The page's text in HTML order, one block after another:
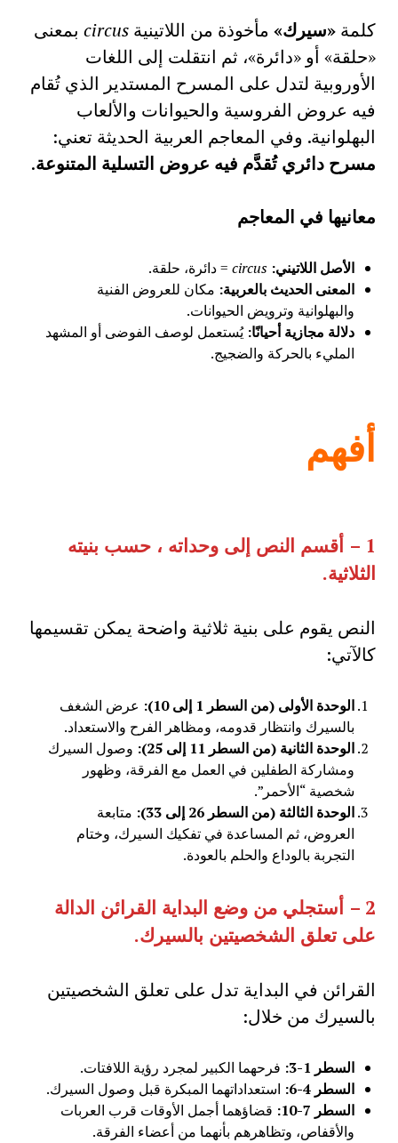
كلمة «سيرك»مأخوذة من اللاتينية circusبمعنى
«حلقة» أو «دائرة»، ثم انتقلت إلى اللغات
الأوروبية لتدل على المسرح المستدير الذي تُقام
فيه عروض الفروسية والحيوانات والألعاب
البهلوانية. وفي المعاجم العربية الحديثة تعني:
مسرح دائري تُقدَّم فيه عروض التسلية المتنوعة.
معانيها في المعاجم
الأصل اللاتيني:
circus= دائرة، حلقة.
المعنى الحديث بالعربية: مكان للعروض الفنية
والبهلوانية وترويض الحيوانات.
دلالة مجازية أحيانًا: يُستعمل لوصف الفوضى أو المشهد
المليء بالحركة والضجيج.
أفهم
1 – أقسم النص إلى وحداته ، حسب بنيته
الثلاثية.
النص يقوم على بنية ثلاثية واضحة يمكن تقسيمها
كالآتي:
الوحدة الأولى (من السطر 1 إلى 10 ): عرض الشغف
بالسيرك وانتظار قدومه، ومظاهر الفرح والاستعداد.
الوحدة الثانية (من السطر 11 إلى 25
): وصول السيرك
ومشاركة الطفلين في العمل مع الفرقة، وظهور
شخصية “الأحمر”.
الوحدة الثالثة (من السطر 26 إلى 33
): متابعة
العروض، ثم المساعدة في تفكيك السيرك، وختام
التجربة بالوداع والحلم بالعودة.
2 –
أستجلي من وضع البداية القرائن الدالة
على تعلق الشخصيتين بالسيرك.
القرائن في البداية تدل على تعلق الشخصيتين
بالسيرك من خلال:
السطر 1-3 : فرحهما الكبير لمجرد رؤية اللافتات.
السطر 4-6
: استعداداتهما المبكرة قبل وصول السيرك.
السطر 7-10
: قضاؤهما أجمل الأوقات قرب العربات
والأقفاص، وتظاهرهم بأنهما من أعضاء الفرقة.